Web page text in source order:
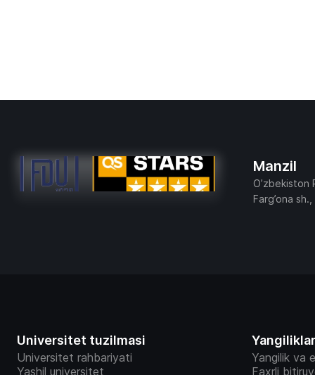
Manzil
O’zbekiston
Farg’ona
Universitet tuzilmasi
Universitet rahbariyati
Yashil universitet
Yangiliklar
Yangilik va
Faxrli